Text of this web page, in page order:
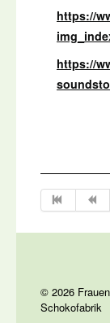
https://
https://
© 2026
Schokofabrik